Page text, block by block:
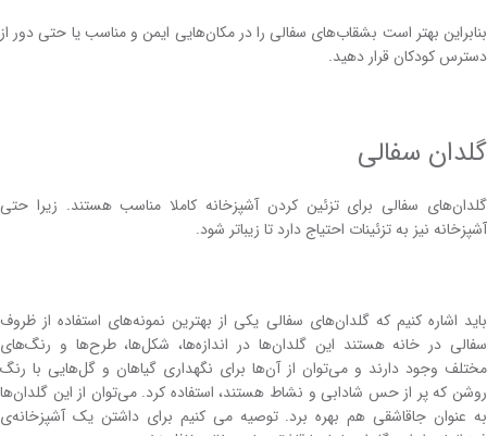
بنابراین بهتر است بشقا‌ب‌های سفالی را در مکان‌هایی ایمن و مناسب یا حتی دور از
دسترس کودکان قرار دهید.
گلدان سفالی
گلدان‌های سفالی برای تزئین کردن آشپزخانه کاملا مناسب هستند. زیرا حتی
آشپزخانه نیز به تزئینات احتیاج دارد تا زیبا‌تر شود.
باید اشاره کنیم که گلدان‌های سفالی یکی از بهترین نمونه‌های استفاده از ظروف
سفالی در خانه هستند این گلدان‌ها در اندازه‌ها، شکل‌ها، طرح‌ها و رنگ‌های
مختلف وجود دارند و می‌توان از آن‌ها برای نگهداری گیاهان و گل‌هایی با رنگ
روشن که پر از حس شادابی و نشاط هستند، استفاده کرد. می‌توان از این گلدان‌ها
به عنوان جاقاشقی‌ هم بهره برد. توصیه می کنیم برای داشتن یک آشپزخانه‌ی